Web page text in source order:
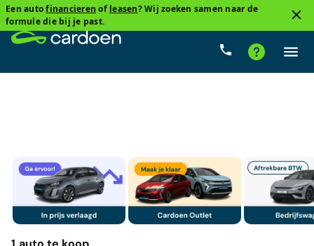
Een autofinancieren of leasen? Wij zoeken samen naar de
formule die bij je past.
Mild hybride benzine